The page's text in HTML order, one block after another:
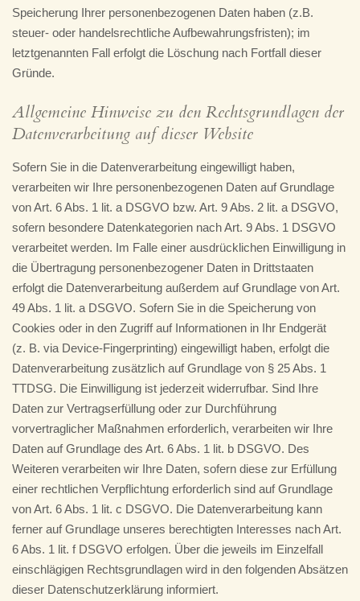
Speicherung Ihrer personenbezogenen Daten haben (z.B.
steuer- oder handelsrechtliche Aufbewahrungsfristen); im
letztgenannten Fall erfolgt die Löschung nach Fortfall dieser
Gründe.
Allgemeine Hinweise zu den Rechtsgrundlagen der
Datenverarbeitung auf dieser Website
Sofern Sie in die Datenverarbeitung eingewilligt haben,
verarbeiten wir Ihre personenbezogenen Daten auf Grundlage
von Art. 6 Abs. 1 lit. a DSGVO bzw. Art. 9 Abs. 2 lit. a DSGVO,
sofern besondere Datenkategorien nach Art. 9 Abs. 1 DSGVO
verarbeitet werden. Im Falle einer ausdrücklichen Einwilligung in
die Übertragung personenbezogener Daten in Drittstaaten
erfolgt die Datenverarbeitung außerdem auf Grundlage von Art.
49 Abs. 1 lit. a DSGVO. Sofern Sie in die Speicherung von
Cookies oder in den Zugriff auf Informationen in Ihr Endgerät
(z. B. via Device-Fingerprinting) eingewilligt haben, erfolgt die
Datenverarbeitung zusätzlich auf Grundlage von § 25 Abs. 1
TTDSG. Die Einwilligung ist jederzeit widerrufbar. Sind Ihre
Daten zur Vertragserfüllung oder zur Durchführung
vorvertraglicher Maßnahmen erforderlich, verarbeiten wir Ihre
Daten auf Grundlage des Art. 6 Abs. 1 lit. b DSGVO. Des
Weiteren verarbeiten wir Ihre Daten, sofern diese zur Erfüllung
einer rechtlichen Verpflichtung erforderlich sind auf Grundlage
von Art. 6 Abs. 1 lit. c DSGVO. Die Datenverarbeitung kann
ferner auf Grundlage unseres berechtigten Interesses nach Art.
6 Abs. 1 lit. f DSGVO erfolgen. Über die jeweils im Einzelfall
einschlägigen Rechtsgrundlagen wird in den folgenden Absätzen
dieser Datenschutzerklärung informiert.